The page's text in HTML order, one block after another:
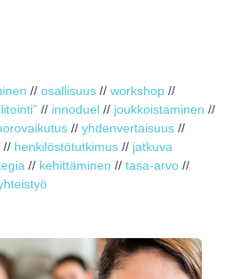
// osallisuus // workshop //
// innoduel // joukkoistaminen //
// yhdenvertaisuus //
// henkilöstötutkimus // jatkuva
// kehittäminen // tasa-arvo //